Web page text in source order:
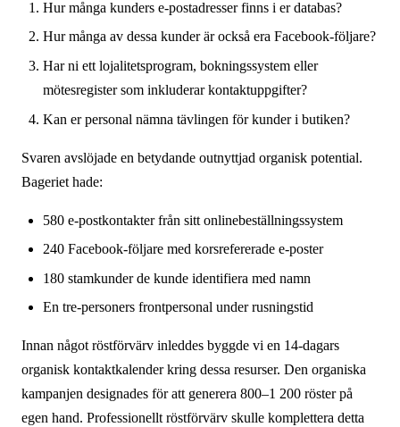
Hur många kunders e-postadresser finns i er databas?
Hur många av dessa kunder är också era Facebook-följare?
Har ni ett lojalitetsprogram, bokningssystem eller
mötesregister som inkluderar kontaktuppgifter?
Kan er personal nämna tävlingen för kunder i butiken?
Svaren avslöjade en betydande outnyttjad organisk potential.
Bageriet hade:
580 e-postkontakter från sitt onlinebeställningssystem
240 Facebook-följare med korsrefererade e-poster
180 stamkunder de kunde identifiera med namn
En tre-personers frontpersonal under rusningstid
Innan något röstförvärv inleddes byggde vi en 14-dagars
organisk kontaktkalender kring dessa resurser. Den organiska
kampanjen designades för att generera 800–1 200 röster på
egen hand. Professionellt röstförvärv skulle komplettera detta